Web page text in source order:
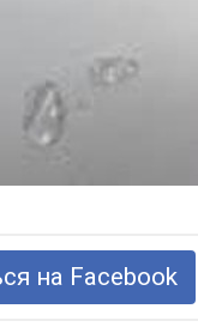
на Facebook